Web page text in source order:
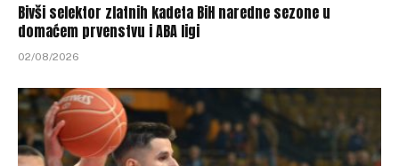
Bivši selektor zlatnih kadeta BiH naredne sezone u
domaćem prvenstvu i ABA ligi
02/08/2026